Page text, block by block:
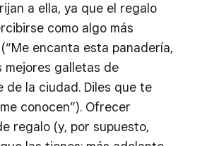
a ella, ya que el regalo
como algo más
encanta esta panadería,
mejores galletas de
de la ciudad. Diles que te
conocen”). Ofrecer
regalo (y, por supuesto,